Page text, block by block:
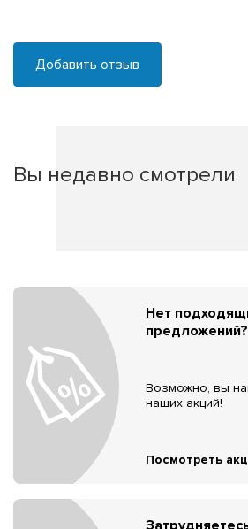
Добавить отзыв
Вы недавно смотрели
Нет
предложений?
Возможно, вы
наших акций!
Посмотреть